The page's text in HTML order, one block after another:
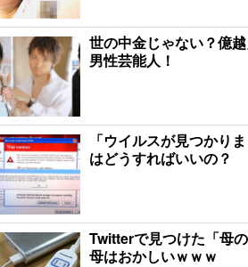
世の中金じゃない？億
男性芸能人！
「ウイルスが見つかり
はどうすればいいの？
Twitterで見つけた「母
母はおかしいｗｗｗ